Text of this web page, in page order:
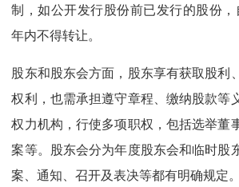
制，如公开发行股份前已发行的股份
年内不得转让。
股东和股东会方面，股东享有获取股利
权利，也需承担遵守章程、缴纳股款等
权力机构，行使多项职权，包括选举董
案等。股东会分为年度股东会和临时股
案、通知、召开及表决等都有明确规定。